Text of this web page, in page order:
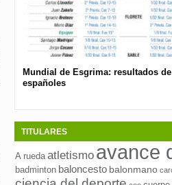
Mundial de Esgrima: resultados
españoles
TITULARES
A rueda atletismo avance
badminton baloncesto balonmano